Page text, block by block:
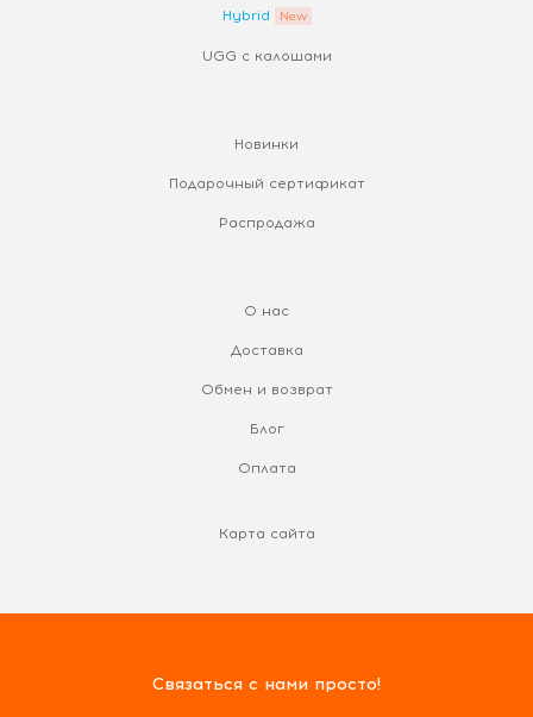
Hybrid
UGG с калошами
Новинки
Подарочный сертификат
Распродажа
О нас
Доставка
Обмен и возврат
Блог
Оплата
Карта сайта
Связаться с нами просто!